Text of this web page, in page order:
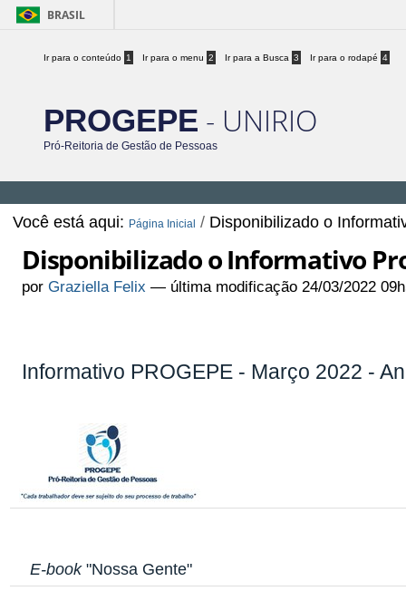
BRASIL
Ir para o conteúdo 1 Ir para o menu 2 Ir para a Busca 3 Ir para o rodapé 4
PROGEPE - UNIRIO
Pró-Reitoria de Gestão de Pessoas
Você está aqui: Página Inicial / Disponibilizado o
Disponibilizado o Informativo
porGraziella Felix — última modificação 24/03/2022
Informativo PROGEPE - Março 2022 -
E-book"Nossa Gente"